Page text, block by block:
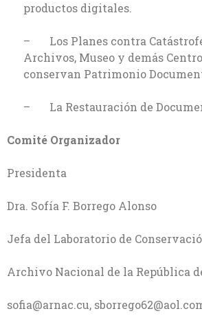
productos digitales.
– Los Planes contra
Archivos, Museo y demás
conservan Patrimonio
– La Restauración de
Comité Organizador
Presidenta
Dra. Sofía F. Borrego Alonso
Jefa del Laboratorio de
Archivo Nacional de la República
sofia@arnac.cu,